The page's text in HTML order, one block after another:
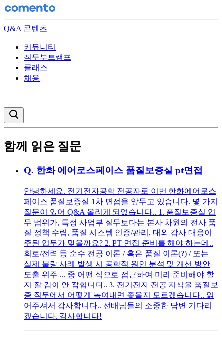
Q&A 콘텐츠
커뮤니티
직무부트캠프
클래스
채용
함께 읽은 질문
Q. 한화 에어로스페이스 품질보증실 pt면접
안녕하세요. 전기전자공학 전공자로 이번 한화에어로스
페이스 품질보증실 1차 면접을 앞두고 있습니다. 몇 가지
질문이 있어 Q&A 올리게 되었습니다.. 1. 품질보증실 업
무 범위가, 특정 사업부 실무보다는 본사 차원의 전사 품
질 정책 수립, 품질 시스템 인증/관리, 대외 감사 대응이
주된 업무가 맞을까요? 2. PT 면접 준비를 해야 하는데..
회로/전력 등 순수 전공 이론 / 혹은 품질 이론(?) / 또는
실제 불량 사례 발생 시 공학적 원인 분석 및 개선 방안
도출 위주 ... 중 어떤 식으로 접근하여 미리 준비해야 할
지 잘 감이 안 잡힙니다.. 3. 전기전자 전공 지식을 품질보
증 직무에서 어떻게 녹여내면 좋을지 모르겠습니다.. 읽
어주셔서 감사합니다.. 선배님들의 소중한 답변 기다리
겠습니다. 감사합니다!